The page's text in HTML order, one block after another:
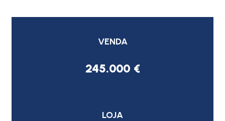
VENDA
245.000 €
LOJA